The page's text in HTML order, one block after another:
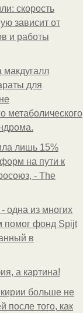
скорость
зависит от
и работы
для
метаболического
лишь 15%
на пути к
- The
одна из многих
помог фонд Spijt
в
а картина!
больше не
после того, как